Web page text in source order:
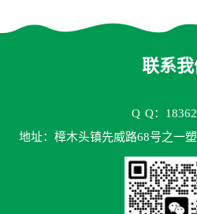
联系我
Q Q：
地址：樟木头镇先威路68号之一